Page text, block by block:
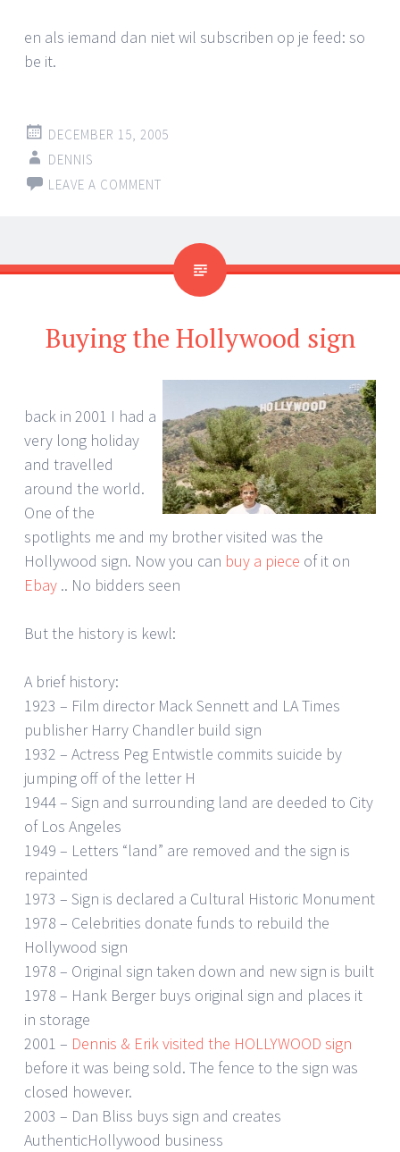
en als iemand dan niet wil subscriben op je feed: so
be it.
DECEMBER 15, 2005
DENNIS
LEAVE A COMMENT
Buying the Hollywood sign
back in 2001 I had a
very long holiday
and travelled
around the world.
One of the
spotlights me and my brother visited was the
Hollywood sign. Now you can buy a piece of it on
Ebay .. No bidders seen
But the history is kewl:
A brief history:
1923 – Film director Mack Sennett and LA Times
publisher Harry Chandler build sign
1932 – Actress Peg Entwistle commits suicide by
jumping off of the letter H
1944 – Sign and surrounding land are deeded to City
of Los Angeles
1949 – Letters “land” are removed and the sign is
repainted
1973 – Sign is declared a Cultural Historic Monument
1978 – Celebrities donate funds to rebuild the
Hollywood sign
1978 – Original sign taken down and new sign is built
1978 – Hank Berger buys original sign and places it
in storage
2001 – Dennis & Erik visited the HOLLYWOOD sign
before it was being sold. The fence to the sign was
closed however.
2003 – Dan Bliss buys sign and creates
AuthenticHollywood business